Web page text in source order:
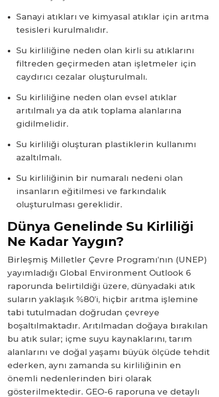
Sanayi atıkları ve kimyasal atıklar için arıtma
tesisleri kurulmalıdır.
Su kirliliğine neden olan kirli su atıklarını
filtreden geçirmeden atan işletmeler için
caydırıcı cezalar oluşturulmalı.
Su kirliliğine neden olan evsel atıklar
arıtılmalı ya da atık toplama alanlarına
gidilmelidir.
Su kirliliği oluşturan plastiklerin kullanımı
azaltılmalı.
Su kirliliğinin bir numaralı nedeni olan
insanların eğitilmesi ve farkındalık
oluşturulması gereklidir.
Dünya Genelinde Su Kirliliği
Ne Kadar Yaygın?
Birleşmiş Milletler Çevre Programı’nın (UNEP)
yayımladığı Global Environment Outlook 6
raporunda belirtildiği üzere, dünyadaki atık
suların yaklaşık %80’i, hiçbir arıtma işlemine
tabi tutulmadan doğrudan çevreye
boşaltılmaktadır. Arıtılmadan doğaya bırakılan
bu atık sular; içme suyu kaynaklarını, tarım
alanlarını ve doğal yaşamı büyük ölçüde tehdit
ederken, aynı zamanda su kirliliğinin en
önemli nedenlerinden biri olarak
gösterilmektedir. GEO-6 raporuna ve detaylı